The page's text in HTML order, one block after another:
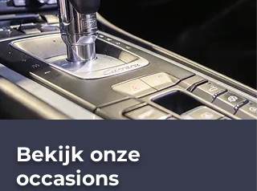
Bekijk onze
occasions